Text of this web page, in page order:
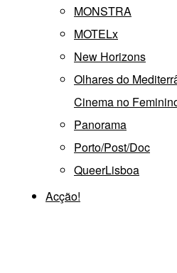
MONSTRA
MOTELx
New Horizons
Olhares do
Cinema no
Panorama
Porto/Post/Doc
QueerLisboa
Acção!